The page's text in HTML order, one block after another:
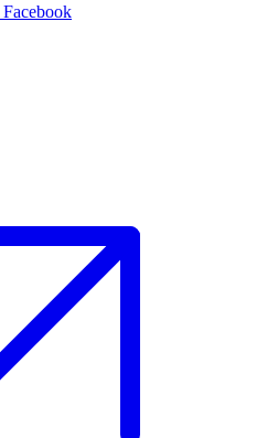
Facebook